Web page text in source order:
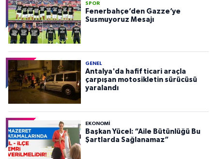
SPOR
Fenerbahçe’den Gazze’ye
Susmuyoruz Mesajı
GENEL
Antalya'da hafif ticari araçla
çarpışan motosikletin sürücüsü
yaralandı
EKONOMI
Başkan Yücel: “Aile Bütünlüğü Bu
Şartlarda Sağlanamaz”